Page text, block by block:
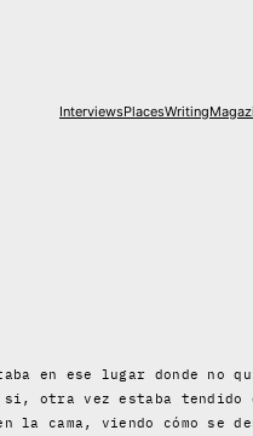
InterviewsPlacesWriting
en ese lugar donde no
otra vez estaba tendido
cama, viendo cómo se